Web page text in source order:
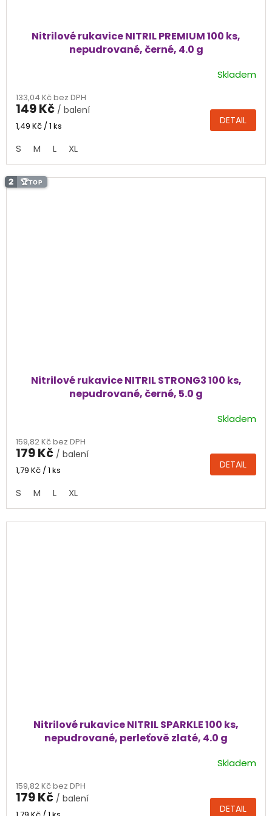
Nitrilové rukavice NITRIL PREMIUM 100 ks,
nepudrované, černé, 4.0 g
produktu
je
4,4
5
hvězdiček.
Skladem
133,04 Kč bez DPH
149 Kč / balení
Měrná
1,49 Kč / 1 ks DETAIL
S M L XL
Nitrilové rukavice NITRIL STRONG3 100 ks,
nepudrované, černé, 5.0 g
produktu
je
4,6
5
hvězdiček.
Skladem
159,82 Kč bez DPH
179 Kč / balení
Měrná
1,79 Kč / 1 ks DETAIL
S M L XL
2 🏆TOP
Nitrilové rukavice NITRIL SPARKLE 100 ks,
nepudrované, perleťově zlaté, 4.0 g
produktu
je
5,0
Skladem
159,82 Kč bez DPH
179 Kč / balení
Měrná DETAIL